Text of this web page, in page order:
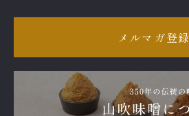
メルマガ登録